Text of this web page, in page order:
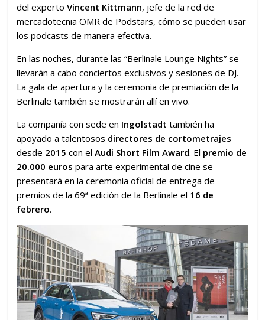
del expertoVincent Kittmann, jefe de la red de
mercadotecnia OMR de Podstars, cómo se pueden usar
los podcasts de manera efectiva.
En las noches, durante las “Berlinale Lounge Nights” se
llevarán a cabo conciertos exclusivos y sesiones de DJ.
La gala de apertura y la ceremonia de premiación de la
Berlinale también se mostrarán allí en vivo.
La compañía con sede en Ingolstadt también ha
apoyado a talentosos directores de cortometrajes
desde 2015con elAudi Short Film Award. El premio de
20.000 euros para arte experimental de cine se
presentará en la ceremonia oficial de entrega de
premios de la 69ª edición de la Berlinale el 16 de
febrero.